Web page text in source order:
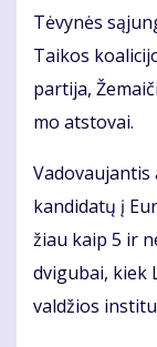
Tė­vy­nės
Tai­kos
par­ti­ja,
mo at­sto­vai.
kan­di­da­tų į
žiau kaip 5 ir
dvi­gu­bai, kiek
val­džios